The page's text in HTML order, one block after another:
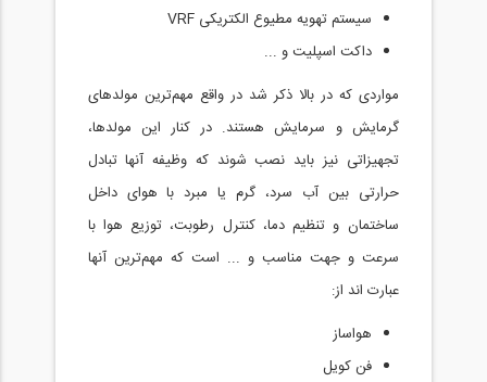
سیستم تهویه مطیوع الکتریکی VRF
داکت اسپلیت و ...
مواردی که در بالا ذکر شد در واقع مهم‌ترین مولدهای
گرمایش و سرمایش هستند. در کنار این مولدها،
تجهیزاتی نیز باید نصب شوند که وظیفه آنها تبادل
حرارتی بین آب سرد، گرم یا مبرد با هوای داخل
ساختمان و تنظیم دما، کنترل رطوبت، توزیع هوا با
سرعت و جهت مناسب و ... است که مهم‌ترین آنها
عبارت اند از:
هواساز
فن کویل